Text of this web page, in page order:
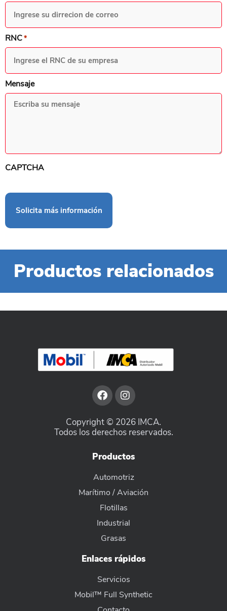
RNC*
Mensaje
CAPTCHA
Productos relacionados
Copyright © 2026 IMCA.
Todos los derechos reservados.
Productos
Automotriz
Marítimo / Aviación
Flotillas
Industrial
Grasas
Enlaces rápidos
Servicios
Mobil™ Full Synthetic